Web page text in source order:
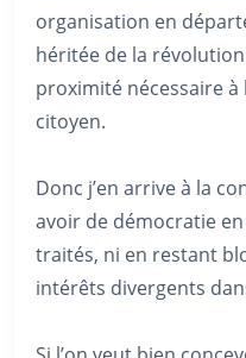
organisation en
héritée de la
proximité nécessaire à
citoyen.
Donc j’en arrive à la
avoir de démocratie
traités, ni en restant
intérêts divergents